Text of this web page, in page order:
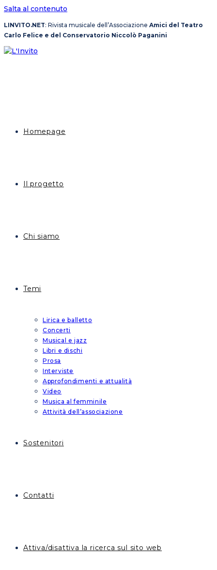
Salta al contenuto
LINVITO.NET: Rivista musicale dell’Associazione Amici del Teatro
Carlo Felice e del Conservatorio Niccolò Paganini
Homepage
Il progetto
Chi siamo
Temi
Lirica e balletto
Concerti
Musical e jazz
Libri e dischi
Prosa
Interviste
Approfondimenti e attualità
Video
Musica al femminile
Attività dell’associazione
Sostenitori
Contatti
Attiva/disattiva la ricerca sul sito web